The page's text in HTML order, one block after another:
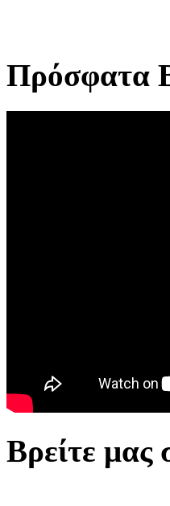
Πρόσφατα
Βρείτε μας